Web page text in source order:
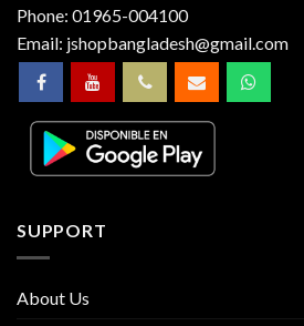
Phone: 01965-004100
Email: jshopbangladesh@gmail.com
SUPPORT
About Us